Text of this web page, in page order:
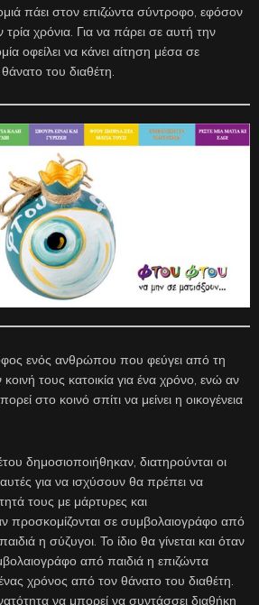
πάει στον επιζώντα σύντροφο, εφόσον
τρία χρόνια. Για να πάρει σε αυτή την
οφείλει να κάνει αίτηση μέσα σε
του διαθέτη.
ενός ανθρώπου που φεύγει από τη
τους κατοικία για ένα χρόνο, ενώ αν
στο κοινό σπίτι να μείνει η οικογένεια
δημοσιοποιήθηκαν, διατηρούνται οι
για να ισχύσουν θα πρέπει να
τους με μάρτυρες και
προσκομίζονται σε συμβολαιογράφο από
η σύζυγοι. Το ίδιο θα γίνεται και όταν
από παιδιά η επιζώντα
χρόνος από τον θάνατο του διαθέτη.
να μπορεί να συντάσσει διαθήκη